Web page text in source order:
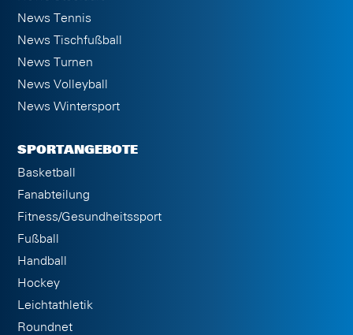
News Tennis
News Tischfußball
News Turnen
News Volleyball
News Wintersport
SPORTANGEBOTE
Basketball
Fanabteilung
Fitness/Gesundheitssport
Fußball
Handball
Hockey
Leichtathletik
Roundnet